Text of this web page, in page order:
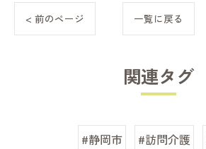
< 前のページ 一覧に戻る
関連タグ
#静岡市 #訪問介護